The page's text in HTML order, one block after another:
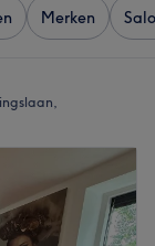
Merken